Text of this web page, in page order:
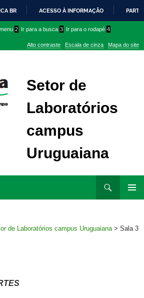
PARA
CONTEÚDO
BR ACESSO À INFORMAÇÃO
2 Ir para a busca 3 Ir para o rodapé 4
Alto contraste Escala de cinza Mapa do site
Setor de
Laboratórios
campus
Uruguaiana
de Laboratórios campus Uruguaiana > Sala 3